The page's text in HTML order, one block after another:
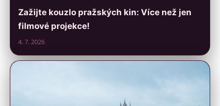
Zažijte kouzlo pražských kin: Více než jen
filmové projekce!
4. 7. 2026